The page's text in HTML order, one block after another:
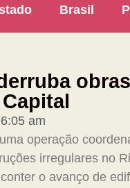
Brasil
6:05 am
operação
irregulares no
o avanço de